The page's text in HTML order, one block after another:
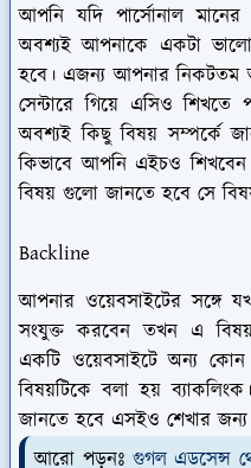
আপনি যদি পার্সোনাল
অবশ্যই আপনাকে একটা
হবে। এজন্য আপনার নিকটতম
সেন্টারে গিয়ে এসিও
অবশ্যই কিছু বিষয় সম্পর্কে
কিভাবে আপনি এইচও
বিষয় গুলো জানতে হবে সে
Backline
আপনার ওয়েবসাইটের সঙ্গে
সংযুক্ত করবেন তখন এ
একটি ওয়েবসাইটে অন্য কোন
বিষয়টিকে বলা হয়
জানতে হবে এসইও শেখার
আরো পড়ুনঃ গুগল এডসেন্স